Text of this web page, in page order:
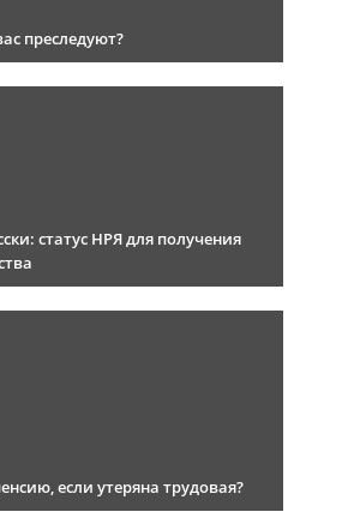
преследуют?
статус НРЯ для получения
если утеряна трудовая?